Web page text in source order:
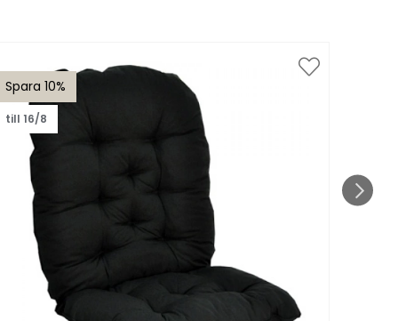
Spara 10%
till 16/8